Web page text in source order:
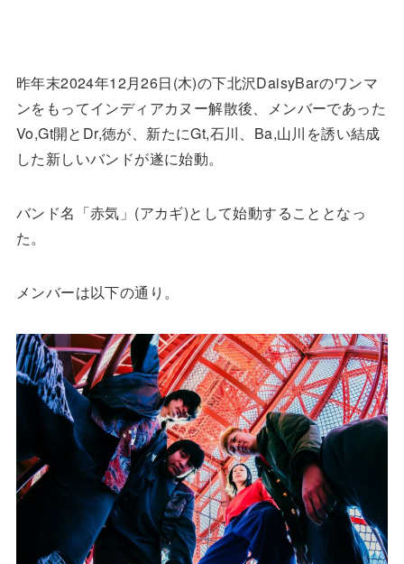
昨年末2024年12月26日(木)の下北沢DaisyBarのワンマ
ンをもってインディアカヌー解散後、メンバーであった
Vo,Gt開とDr,徳が、新たにGt,石川、Ba,山川を誘い結成
した新しいバンドが遂に始動。
バンド名「赤気」(アカギ)として始動することとなっ
た。
メンバーは以下の通り。